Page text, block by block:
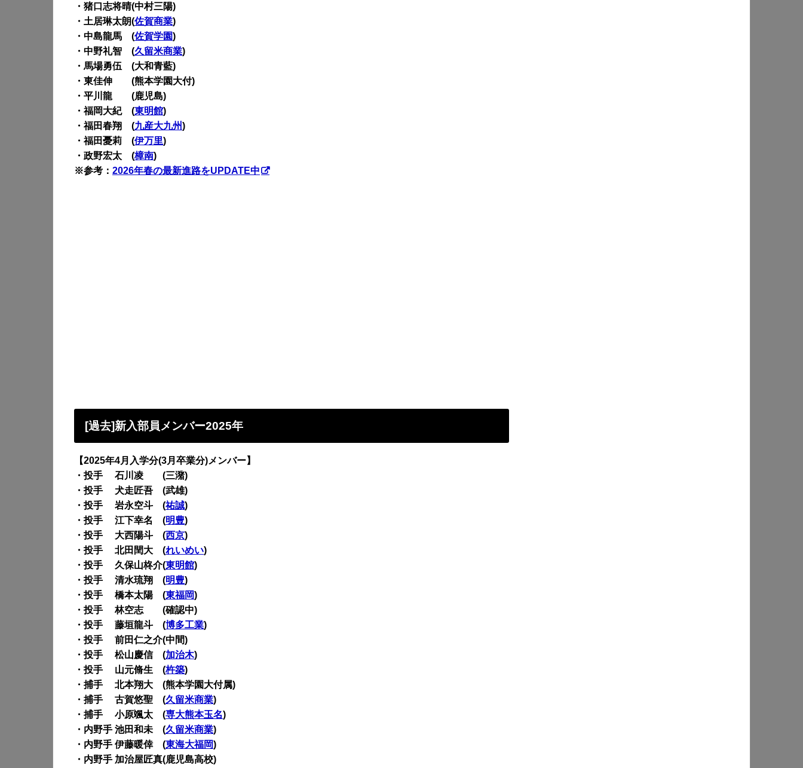
・猪口志将晴(中村三陽)
・土居琳太朗(佐賀商業)
・中島龍馬 (佐賀学園)
・中野礼智 (久留米商業)
・馬場勇伍 (大和青藍)
・東佳伸 (熊本学園大付)
・平川龍 (鹿児島)
・福岡大紀 (東明館)
・福田春翔 (九産大九州)
・福田憂莉 (伊万里)
・政野宏太 (樟南)
※参考： 2026年春の最新進路をUPDATE中
[過去]新入部員メンバー2025年
【2025年4月入学分(3月卒業分)メンバー】
・投手 石川凌 (三潴)
・投手 犬走匠吾 (武雄)
・投手 岩永空斗 (祐誠)
・投手 江下幸名 (明豊)
・投手 大西陽斗 (西京)
・投手 北田閏大 (れいめい)
・投手 久保山柊介(東明館)
・投手 清水琉翔 (明豊)
・投手 橋本太陽 (東福岡)
・投手 林空志 (確認中)
・投手 藤垣龍斗 (博多工業)
・投手 前田仁之介(中間)
・投手 松山慶信 (加治木)
・投手 山元脩生 (杵築)
・捕手 北本翔大 (熊本学園大付属)
・捕手 古賀悠聖 (久留米商業)
・捕手 小原颯太 (専大熊本玉名)
・内野手 池田和未 (久留米商業)
・内野手 伊藤暖倖 (東海大福岡)
・内野手 加治屋匠真(鹿児島高校)